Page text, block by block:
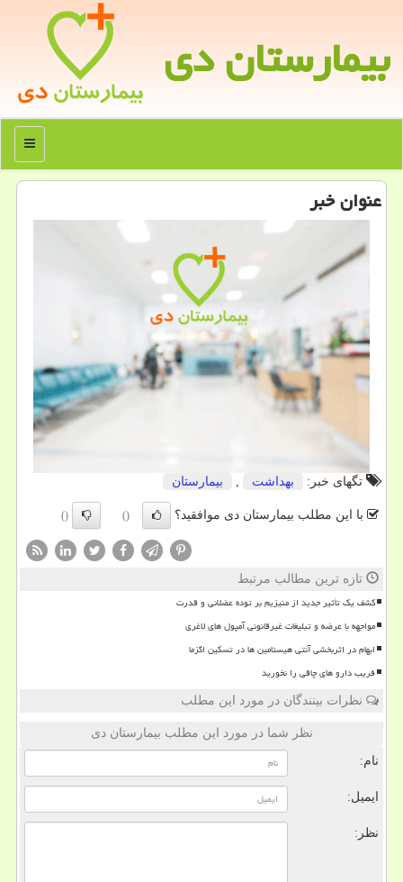
بیمارستان دی
منو
عنوان خبر
تگهای خبر: بهداشت بیمارستان
با این مطلب بیمارستان دی موافقید؟ ()
()
تازه ترین مطالب مرتبط
کشف یک تأثیر جدید از منیزیم بر توده عضلانی و قدرت
مواجهه با عرضه و تبلیغات غیرقانونی آمپول های لاغری
ابهام در اثربخشی آنتی هیستامین ها در تسکین اگزما
فریب دارو های چاقی را نخورید
نظرات بینندگان در مورد این مطلب
نظر شما در مورد این مطلب بیمارستان دی
نام:
ایمیل:
نظر: